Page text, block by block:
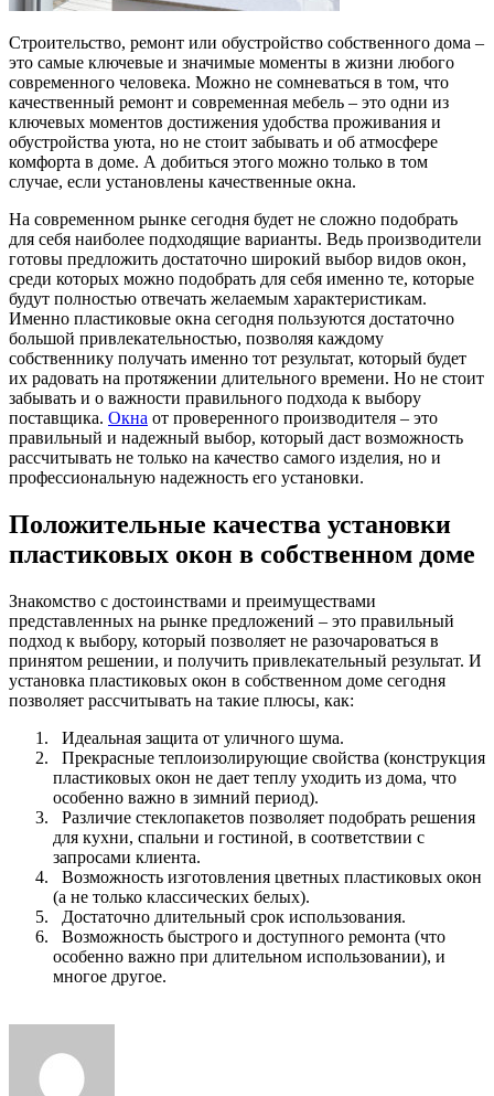
Строительство, ремонт или обустройство собственного дома –
это самые ключевые и значимые моменты в жизни любого
современного человека. Можно не сомневаться в том, что
качественный ремонт и современная мебель – это одни из
ключевых моментов достижения удобства проживания и
обустройства уюта, но не стоит забывать и об атмосфере
комфорта в доме. А добиться этого можно только в том
случае, если установлены качественные окна.
На современном рынке сегодня будет не сложно подобрать
для себя наиболее подходящие варианты. Ведь производители
готовы предложить достаточно широкий выбор видов окон,
среди которых можно подобрать для себя именно те, которые
будут полностью отвечать желаемым характеристикам.
Именно пластиковые окна сегодня пользуются достаточно
большой привлекательностью, позволяя каждому
собственнику получать именно тот результат, который будет
их радовать на протяжении длительного времени. Но не стоит
забывать и о важности правильного подхода к выбору
поставщика. Окна от проверенного производителя – это
правильный и надежный выбор, который даст возможность
рассчитывать не только на качество самого изделия, но и
профессиональную надежность его установки.
Положительные качества установки
пластиковых окон в собственном доме
Знакомство с достоинствами и преимуществами
представленных на рынке предложений – это правильный
подход к выбору, который позволяет не разочароваться в
принятом решении, и получить привлекательный результат. И
установка пластиковых окон в собственном доме сегодня
позволяет рассчитывать на такие плюсы, как:
Идеальная защита от уличного шума.
Прекрасные теплоизолирующие свойства (конструкция
пластиковых окон не дает теплу уходить из дома, что
особенно важно в зимний период).
Различие стеклопакетов позволяет подобрать решения
для кухни, спальни и гостиной, в соответствии с
запросами клиента.
Возможность изготовления цветных пластиковых окон
(а не только классических белых).
Достаточно длительный срок использования.
Возможность быстрого и доступного ремонта (что
особенно важно при длительном использовании), и
многое другое.